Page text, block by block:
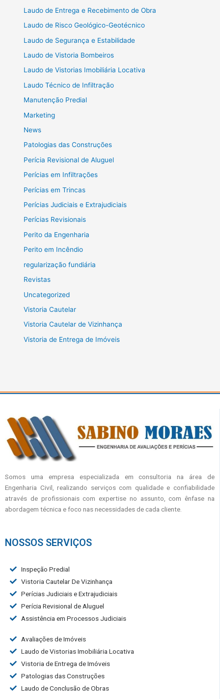
Laudo de Entrega e Recebimento de Obra
Laudo de Risco Geológico-Geotécnico
Laudo de Segurança e Estabilidade
Laudo de Vistoria Bombeiros
Laudo de Vistorias Imobiliária Locativa
Laudo Técnico de Infiltração
Manutenção Predial
Marketing
News
Patologias das Construções
Perícia Revisional de Aluguel
Perícias em Infiltrações
Perícias em Trincas
Perícias Judiciais e Extrajudiciais
Perícias Revisionais
Perito da Engenharia
Perito em Incêndio
regularização fundiária
Revistas
Uncategorized
Vistoria Cautelar
Vistoria Cautelar de Vizinhança
Vistoria de Entrega de Imóveis
Somos uma empresa especializada em consultoria na área de
Engenharia Civil, realizando serviços com qualidade e confiabilidade
através de profissionais com expertise no assunto, com ênfase na
abordagem técnica e foco nas necessidades de cada cliente.
NOSSOS SERVIÇOS
Inspeção Predial
Vistoria Cautelar De Vizinhança
Perícias Judiciais e Extrajudiciais
Perícia Revisional de Aluguel
Assistência em Processos Judiciais
Avaliações de Imóveis
Laudo de Vistorias Imobiliária Locativa
Vistoria de Entrega de Imóveis
Patologias das Construções
Laudo de Conclusão de Obras